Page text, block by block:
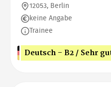
12053, Berlin
keine Angabe
Trainee
Deutsch - B2 / Sehr